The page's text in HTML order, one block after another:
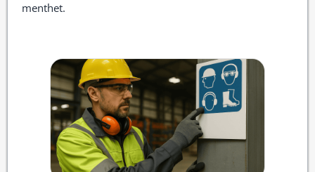
menthet.